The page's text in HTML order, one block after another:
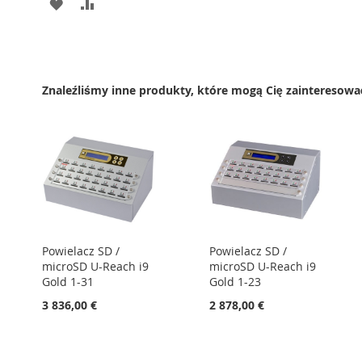
ŻYCZEŃ
Znaleźliśmy inne produkty, które mogą Cię
Powielacz SD /
microSD U-Reach i9
Gold 1-31
3 836,00 €
Powielacz SD /
microSD U-Reach i9
Gold 1-23
2 878,00 €